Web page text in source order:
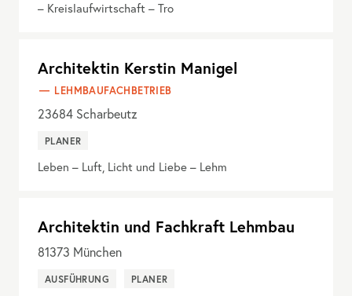
– Kreislaufwirtschaft – Tro
Architektin Kerstin Manigel
LEHMBAUFACHBETRIEB
23684 Scharbeutz
PLANER
Leben – Luft, Licht und Liebe – Lehm
Architektin und Fachkraft Lehmbau
81373 München
AUSFÜHRUNG PLANER